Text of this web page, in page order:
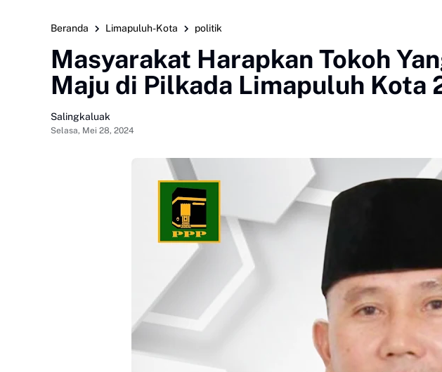
Beranda Limapuluh-Kota politik
Masyarakat Harapkan Tokoh
Maju di Pilkada Limapuluh Kota
Salingkaluak
Selasa, Mei 28, 2024